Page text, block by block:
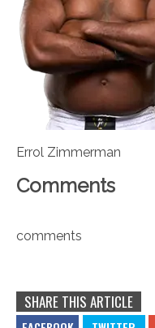
Errol Zimmerman
Comments
comments
SHARE THIS ARTICLE